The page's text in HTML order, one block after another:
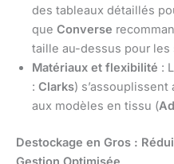
des tableaux détaillés
que Converse
taille au-dessus pour les
Matériaux et flexibilité :
: Clarks)
aux modèles en tissu (
Destockage en Gros :